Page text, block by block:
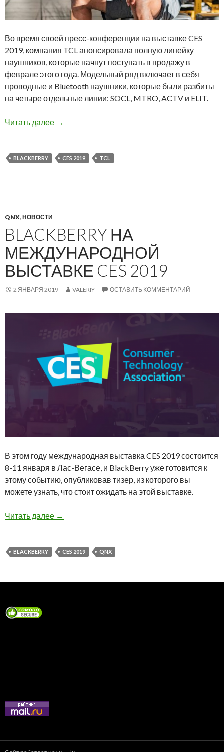
Во время своей пресс-конференции на выставке CES
2019, компания TCL анонсировала полную линейку
наушников, которые начнут поступать в продажу в
феврале этого года. Модельный ряд включает в себя
проводные и Bluetooth наушники, которые были разбиты
на четыре отдельные линии: SOCL, MTRO, ACTV и ELIT.
Читать далее Компания TCL представила новую линейку
→
BLACKBERRY CES 2019 TCL
QNX, НОВОСТИ
BLACKBERRY НА
МЕЖДУНАРОДНОЙ
ВЫСТАВКЕ CES 2019
2 ЯНВАРЯ 2019 VALERIY ОСТАВИТЬ КОММЕНТАРИЙ
В этом году международная выставка CES 2019 состоится
8-11 января в Лас-Вегасе, и BlackBerry уже готовится к
этому событию, опубликовав тизер, из которого вы
можете узнать, что стоит ожидать на этой выставке.
Читать далее BlackBerry на международной выставке CES
→
BLACKBERRY CES 2019 QNX